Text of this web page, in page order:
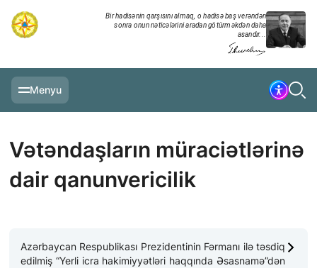
Bir hadisənin qarşısını almaq, o hadisə baş verəndən
sonra onun nəticələrini aradan götürməkdən daha
asandır...
Menyu
MƏLUMATLAR
GÜNDƏLIK XRONIKA
MULTİMEDİA
Vətəndaşların müraciətlərinə
dair qanunvericilik
Azərbaycan Respublikası Prezidentinin Fərmanı ilə təsdiq
edilmiş “Yerli icra hakimiyyətləri haqqında Əsasnamə”dən